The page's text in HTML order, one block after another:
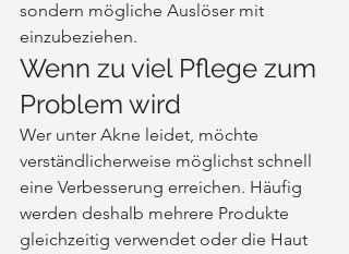
sondern mögliche Auslöser mit
einzubeziehen.
Wenn zu viel Pflege zum
Problem wird
Wer unter Akne leidet, möchte
verständlicherweise möglichst schnell
eine Verbesserung erreichen. Häufig
werden deshalb mehrere Produkte
gleichzeitig verwendet oder die Haut